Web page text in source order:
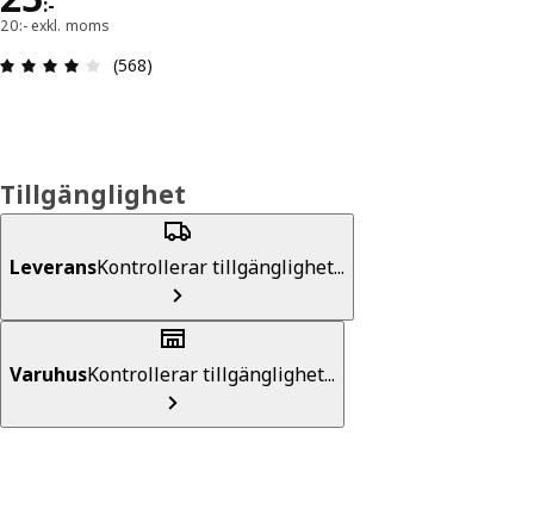
20:- exkl. moms
Recension: 4 utav 5 stjärnor. Totalt antal
(568)
Tillgänglighet
LeveransKontrollerar tillgänglighet...
VaruhusKontrollerar tillgänglighet...